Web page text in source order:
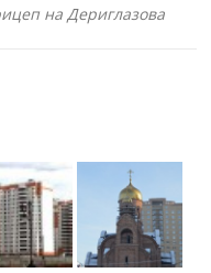
на Дериглазова